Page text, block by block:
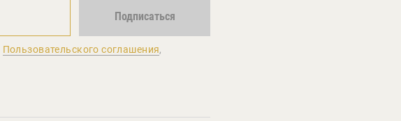
Подписаться
Пользовательского соглашения,